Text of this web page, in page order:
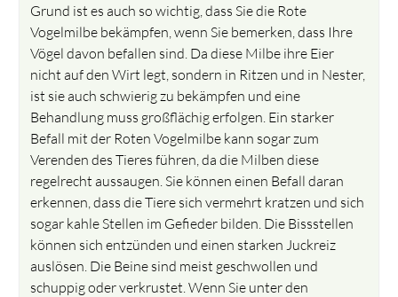
Grund ist es auch so wichtig, dass Sie die Rote
Vogelmilbe bekämpfen, wenn Sie bemerken, dass Ihre
Vögel davon befallen sind. Da diese Milbe ihre Eier
nicht auf den Wirt legt, sondern in Ritzen und in Nester,
ist sie auch schwierig zu bekämpfen und eine
Behandlung muss großflächig erfolgen. Ein starker
Befall mit der Roten Vogelmilbe kann sogar zum
Verenden des Tieres führen, da die Milben diese
regelrecht aussaugen. Sie können einen Befall daran
erkennen, dass die Tiere sich vermehrt kratzen und sich
sogar kahle Stellen im Gefieder bilden. Die Bissstellen
können sich entzünden und einen starken Juckreiz
auslösen. Die Beine sind meist geschwollen und
schuppig oder verkrustet. Wenn Sie unter den